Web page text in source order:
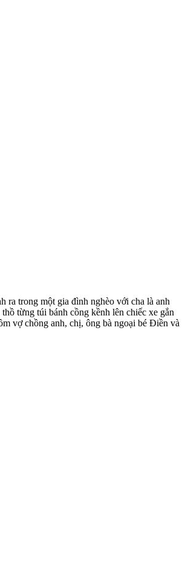
trong một gia đình nghèo với cha là anh
từng túi bánh cồng kềnh lên chiếc xe gắn
vợ chồng anh, chị, ông bà ngoại bé Điền và